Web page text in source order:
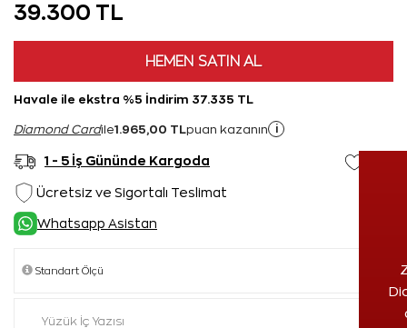
39.300 TL
HEMEN SATIN AL
Havale ile ekstra %5 İndirim 37.335 TL
Diamond Cardile1.965,00 TL puan kazanın i
1 - 5 İş Gününde Kargoda
Ücretsiz ve Sigortalı Teslimat
Whatsapp Asistan